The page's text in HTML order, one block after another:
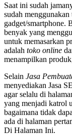
Saat ini sudah
sudah
gadget/smartphone.
benyak yang
untuk memasarkan
adalah toko online
menampilkan
Selain Jasa
menyediakan Jasa
agar selalu di
yang menjadi katrol
bagaimana tidak
ada di halaman
Di Halaman Ini.